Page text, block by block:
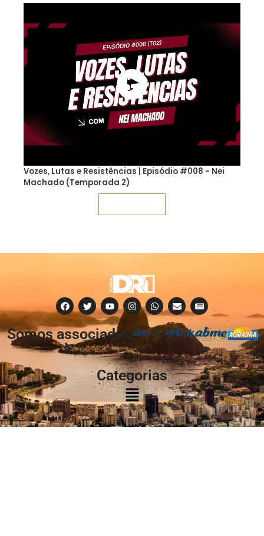
Vozes, Lutas e Resistências | Episódio #008 - Nei
Machado (Temporada 2)
Somos associados
à:
Categorias